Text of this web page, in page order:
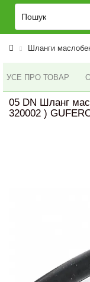
Шланги
УСЕ ПРО ТОВАР
05 DN Шланг
320002 )